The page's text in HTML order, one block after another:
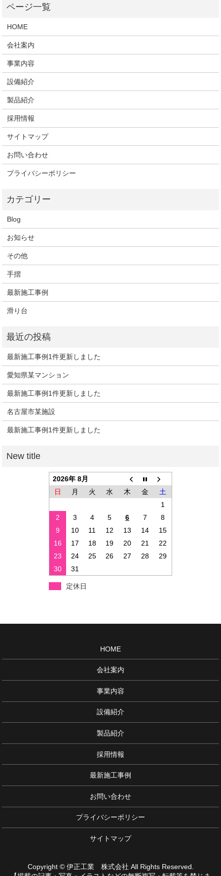
HOME
会社案内
事業内容
設備紹介
製品紹介
採用情報
サイトマップ
お問い合わせ
プライバシーポリシー
Blog
お知らせ
その他
手摺
最新施工事例
滑り台
最新施工事例1件更新しました
愛知県某マンション
最新施工事例1件更新しました
名古屋市某施設
最新施工事例1件更新しました
2026年 8月
日
月 火 水 木 金
土
1
2
3 4 5 6 7
8
9
10 11 12 13 14
15
16
17 18 19 20 21
22
23
24 25 26 27 28
29
30
31
定休日
HOME
会社案内
事業内容
設備紹介
製品紹介
採用情報
最新施工事例
お問い合わせ
プライバシーポリシー
サイトマップ
Copyright © 伊正工業 株式会社 All Rights Reserved.